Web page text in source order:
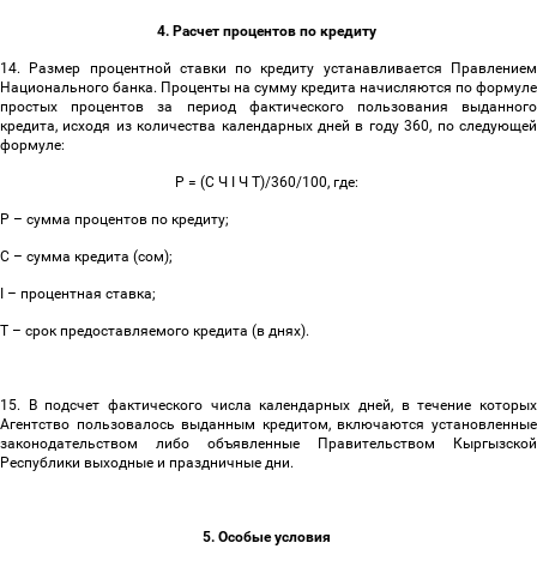
4. Расчет процентов по кредиту
14. Размер процентной ставки по кредиту устанавливается Правлением
Национального банка. Проценты на сумму кредита начисляются по формуле
простых процентов за период фактического пользования выданного
кредита, исходя из количества календарных дней в году 360, по следующей
формуле:
P = (C Ч I Ч T)/360/100, где:
Р – сумма процентов по кредиту;
С – сумма кредита (сом);
– процентная ставка;
Т – срок предоставляемого кредита (в днях).
15. В подсчет фактического числа календарных дней, в течение которых
Агентство пользовалось выданным кредитом, включаются установленные
законодательством либо объявленные Правительством Кыргызской
Республики выходные и праздничные дни.
5. Особые условия